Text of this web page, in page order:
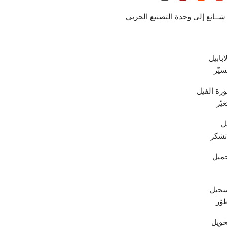
إلى وحدة التصنيع الحربي
الفيل
سجيل